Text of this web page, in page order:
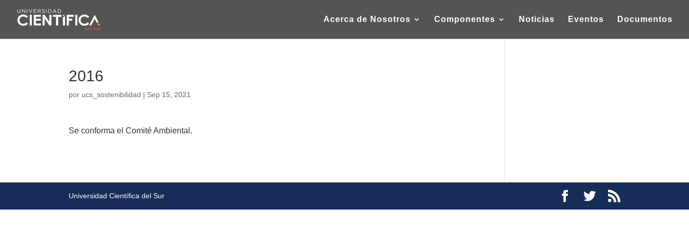
Acerca de Nosotros Componentes Noticias Eventos Documentos
2016
por ucs_sostenibilidad | Sep 15, 2021
Se conforma el Comité Ambiental.
Universidad Científica del Sur